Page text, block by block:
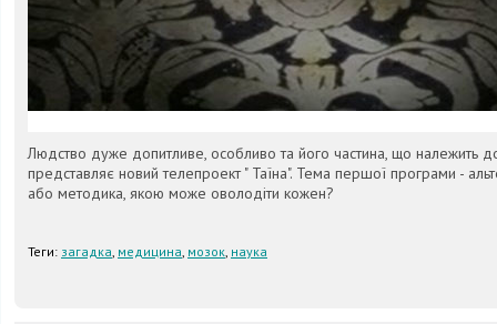
Людство дуже допитливе, особливо та його частина, що належить
представляє новий телепроект " Таїна". Тема першої програми -
або методика, якою може оволодіти кожен?
Теги: загадка, медицина, мозок, наука